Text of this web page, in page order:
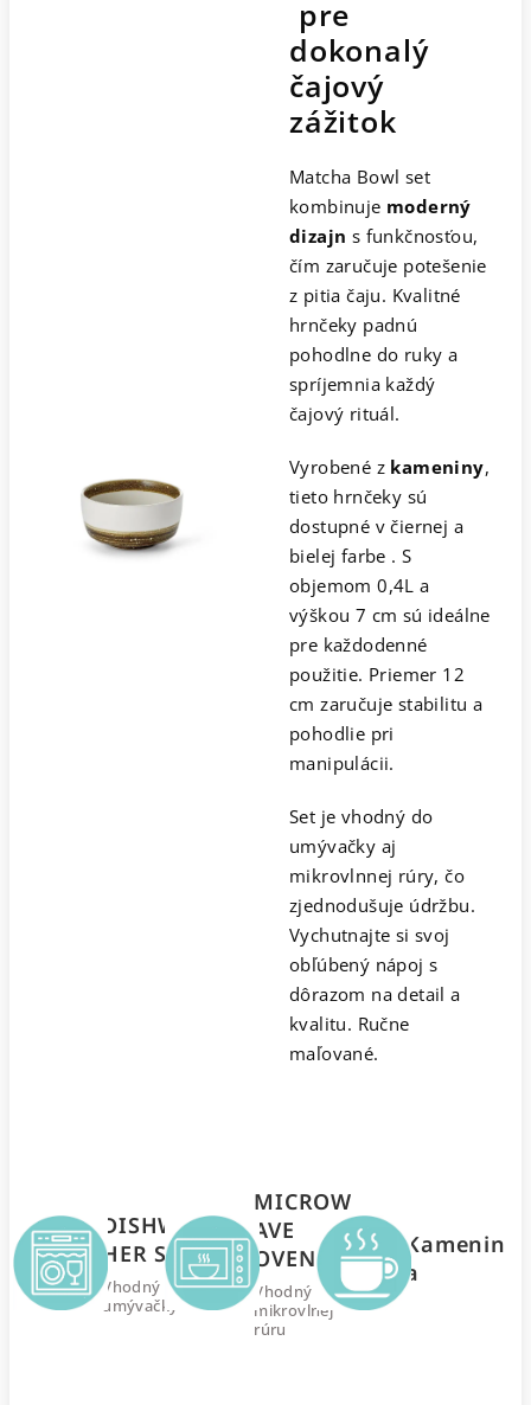
pre
dokonalý
čajový
zážitok
Matcha Bowl set
kombinuje moderný
dizajn s funkčnosťou,
čím zaručuje potešenie
z pitia čaju. Kvalitné
hrnčeky padnú
pohodlne do ruky a
spríjemnia každý
čajový rituál.
Vyrobené z kameniny,
tieto hrnčeky sú
dostupné v čiernej a
bielej farbe . S
objemom 0,4L a
výškou 7 cm sú ideálne
pre každodenné
použitie. Priemer 12
cm zaručuje stabilitu a
pohodlie pri
manipulácii.
Set je vhodný do
umývačky aj
mikrovlnnej rúry, čo
zjednodušuje údržbu.
Vychutnajte si svoj
obľúbený nápoj s
dôrazom na detail a
kvalitu. Ručne
maľované.
DISHWAS
HER SAFE
Vhodný do
umývačky
MICROW
AVE
OVEN
Vhodný do
mikrovlnej
rúru
Kamenin
a